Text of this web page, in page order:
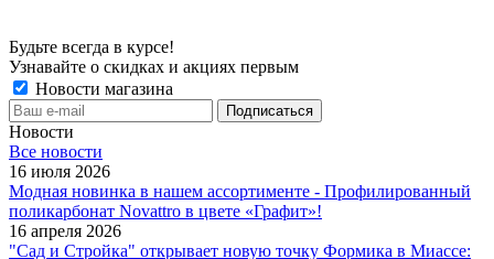
Будьте всегда в курсе!
Узнавайте о скидках и акциях первым
Новости магазина
Новости
Все новости
16 июля 2026
Модная новинка в нашем ассортименте - Профилированный
поликарбонат Novattro в цвете «Графит»!
16 апреля 2026
"Сад и Стройка" открывает новую точку Формика в Миассе: